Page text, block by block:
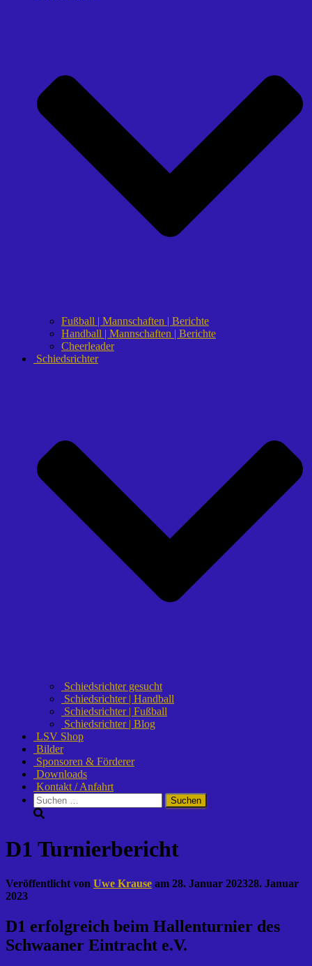
Fußball | Mannschaften | Berichte
Handball | Mannschaften | Berichte
Cheerleader
Schiedsrichter
Schiedsrichter gesucht
Schiedsrichter | Handball
Schiedsrichter | Fußball
Schiedsrichter | Blog
LSV Shop
Bilder
Sponsoren & Förderer
Downloads
Kontakt / Anfahrt
Suchen
nach:
D1 Turnierbericht
Veröffentlicht von Uwe Krause am 28. Januar 202328. Januar
2023
D1 erfolgreich beim Hallenturnier des
Schwaaner Eintracht e.V.